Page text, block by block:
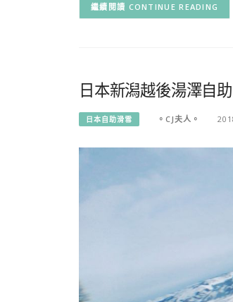
CONTINUE READING
日本新潟越後湯澤自
日本自助滑雪 。CJ夫人。